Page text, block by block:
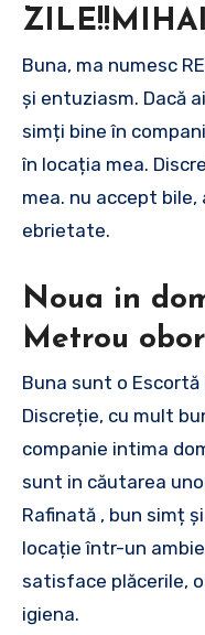
ZILE!!MIHAI
Buna, ma numesc REBEKA 23 ani, plina de pasiune
și entuziasm. Dacă
simți bine în
în locația mea.
mea. nu accept
ebrietate.
Noua in
Metrou obor
Buna sunt o
Discreție, cu mult
companie intima
sunt in căutarea
Rafinată , bun simț
locație într-un
satisface plăcerile,
igiena.